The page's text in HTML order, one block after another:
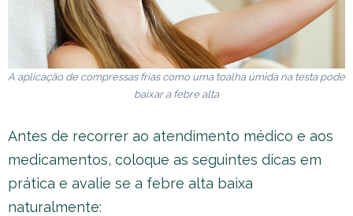
A aplicação de compressas frias como uma toalha úmida na testa pode
baixar a febre alta
Antes de recorrer ao atendimento médico e aos
medicamentos, coloque as seguintes dicas em
prática e avalie se a febre alta baixa
naturalmente: